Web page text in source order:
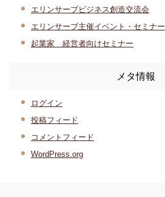
エリンサーブビジネス創造交流会
エリンサーブ主催イベント・セミナー
起業家 経営者向けセミナー
メタ情報
ログイン
投稿フィード
コメントフィード
WordPress.org